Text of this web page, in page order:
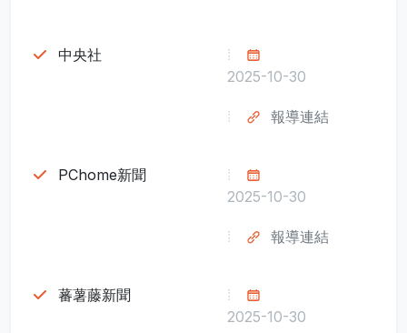
中央社
2025-10-30
報導連結
PChome新聞
2025-10-30
報導連結
蕃薯藤新聞
2025-10-30